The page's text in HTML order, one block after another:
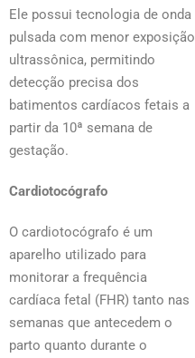
Ele possui tecnologia de onda
pulsada com menor exposição
ultrassônica, permitindo
detecção precisa dos
batimentos cardíacos fetais a
partir da 10ª semana de
gestação.
Cardiotocógrafo
O cardiotocógrafo é um
aparelho utilizado para
monitorar a frequência
cardíaca fetal (FHR) tanto nas
semanas que antecedem o
parto quanto durante o